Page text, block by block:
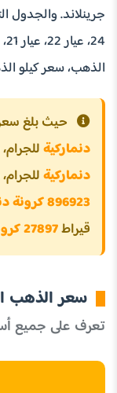
جرينلاند. والجدول
الذهب، سعر كيلو
حيث بلغ سعر
دنماركيةللجرام،
دنماركيةللجرام،
896923 كرونة دنماركية
قيراط27897 كرونة دنماركية
سعر الذهب
تعرف على جميع